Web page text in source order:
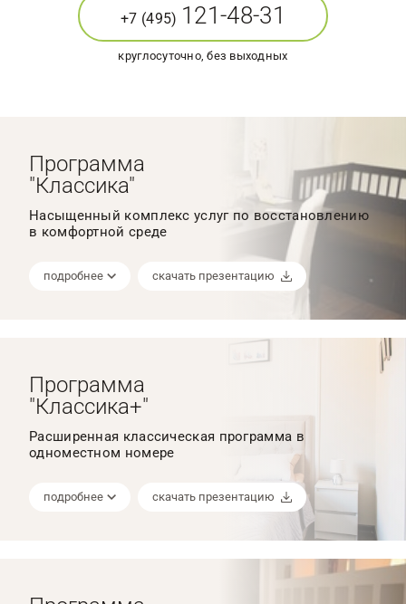
+7 (495) 121-48-31
круглосуточно, без выходных
Программа
"Классика"
Насыщенный комплекс услуг по восстановлению
в комфортной среде
подробнее скачать презентацию
Программа
"Классика+"
Расширенная классическая программа в
одноместном номере
подробнее скачать презентацию